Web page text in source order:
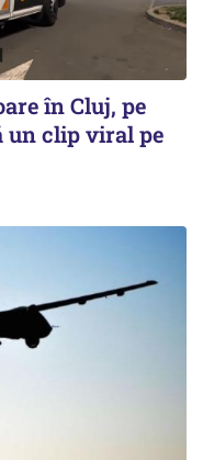
în Cluj, pe
un clip viral pe